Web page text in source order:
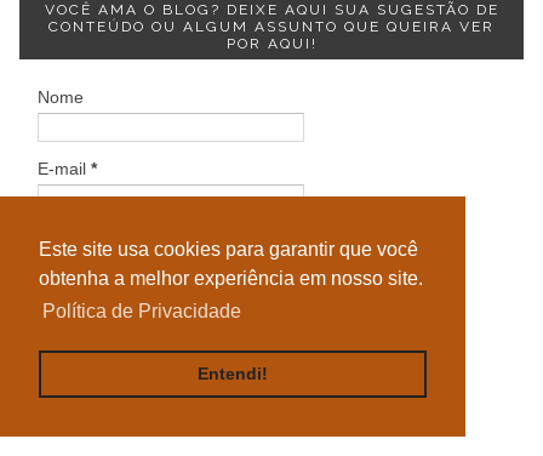
Este site usa cookies para garantir que você
obtenha a melhor experiência em nosso site.
Política de Privacidade
Entendi!
VOCÊ AMA O BLOG? DEIXE AQUI SUA SUGESTÃO DE
CONTEÚDO OU ALGUM ASSUNTO QUE QUEIRA VER
POR AQUI!
Nome
E-mail *
Mensagem*